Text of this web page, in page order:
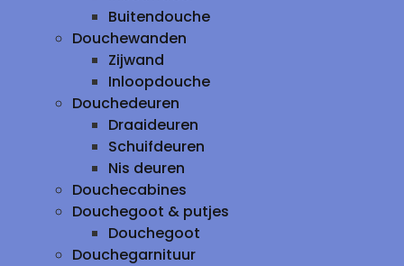
Buitendouche
Douchewanden
Zijwand
Inloopdouche
Douchedeuren
Draaideuren
Schuifdeuren
Nis deuren
Douchecabines
Douchegoot & putjes
Douchegoot
Douchegarnituur